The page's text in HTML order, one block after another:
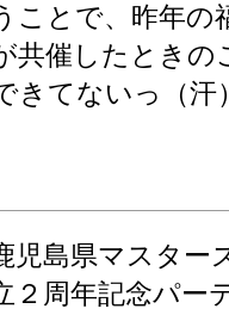
ことで、昨年
共催したとき
きてないっ（汗
島県マスター
２周年記念パー